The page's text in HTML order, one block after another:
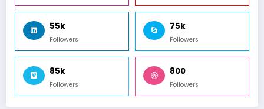
55k
Followers
75k
Followers
85k
Followers
800
Followers